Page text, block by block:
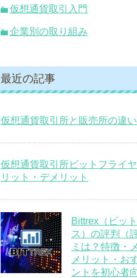
仮想通貨取引入門
企業別の取り組み
最近の記事
仮想通貨取引所と販売所の違い
仮想通貨取引所ビットフライ
リット・デメリット
Bittrex（ビッ
ス）の評判（
ミは？特徴・
メリット・お
ントを初心者